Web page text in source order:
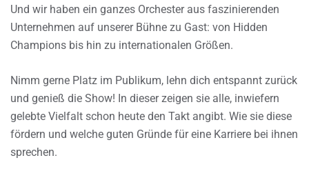
Und wir haben ein ganzes Orchester aus faszinierenden
Unternehmen auf unserer Bühne zu Gast: von Hidden
Champions bis hin zu internationalen Größen.
Nimm gerne Platz im Publikum, lehn dich entspannt zurück
und genieß die Show! In dieser zeigen sie alle, inwiefern
gelebte Vielfalt schon heute den Takt angibt. Wie sie diese
fördern und welche guten Gründe für eine Karriere bei ihnen
sprechen.